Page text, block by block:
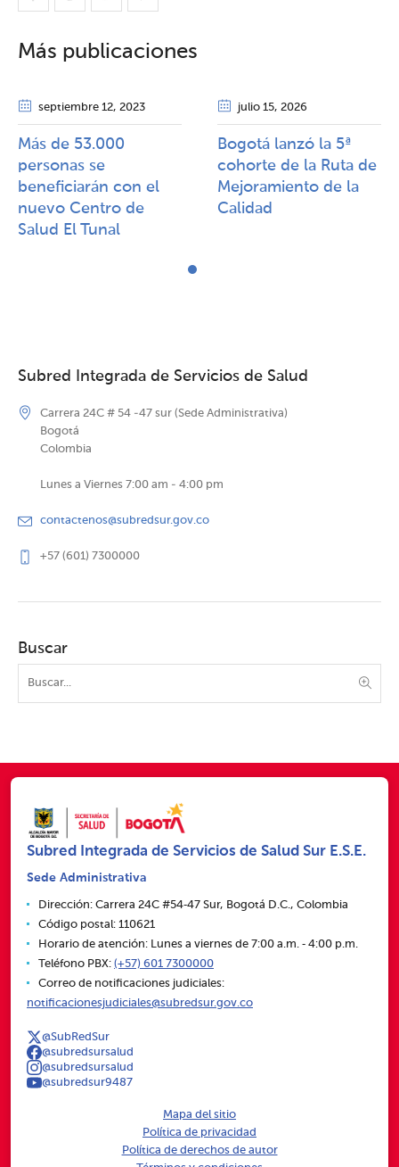
Más publicaciones
septiembre 12, 2023
Más de 53.000
personas se
beneficiarán con el
nuevo Centro de
Salud El Tunal
julio 15, 2026
Bogotá lanzó la 5ª
cohorte de la Ruta de
Mejoramiento de la
Calidad​​
Subred Integrada de Servicios de Salud
Carrera 24C # 54 -47 sur (Sede Administrativa)
Bogotá
Colombia
Lunes a Viernes 7:00 am - 4:00 pm
contactenos@subredsur.gov.co
+57 (601) 7300000
Buscar
Subred Integrada de Servicios de Salud Sur E.S.E.
Sede Administrativa
Dirección: Carrera 24C #54‑47 Sur, Bogotá D.C., Colombia
Código postal: 110621
Horario de atención: Lunes a viernes de 7:00 a.m. ‑ 4:00 p.m.
Teléfono PBX: (+57) 601 7300000
Correo de notificaciones judiciales:
notificacionesjudiciales@subredsur.gov.co
@SubRedSur
@subredsursalud
@subredsursalud
@subredsur9487
Mapa del sitio
Política de privacidad
Política de derechos de autor